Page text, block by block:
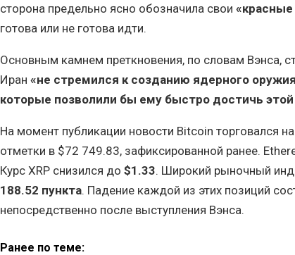
сторона предельно ясно обозначила свои «красные
готова или не готова идти.
Основным камнем преткновения, по словам Вэнса,
Иран «не стремился к созданию ядерного
которые позволили бы ему быстро достичь этой
На момент публикации новости Bitcoin торговался
отметки в $72 749.83, зафиксированной ранее.
Курс XRP снизился до $1.33. Широкий рыночный
188.52 пункта. Падение каждой из этих позиций
непосредственно после выступления Вэнса.
Ранее по теме: